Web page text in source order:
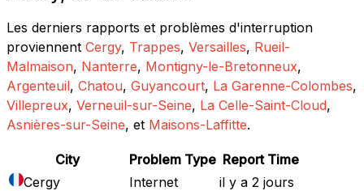
Les derniers rapports et problèmes d'interruption
proviennent Cergy, Trappes, Versailles, Rueil-
Malmaison, Nanterre, Montigny-le-Bretonneux,
Argenteuil, Chatou, Guyancourt, La Garenne-Colombes,
Villepreux, Verneuil-sur-Seine, La Celle-Saint-Cloud,
Asnières-sur-Seine, et Maisons-Laffitte.
City Problem Type Report Time
Cergy
Internet
il y a 2 jours